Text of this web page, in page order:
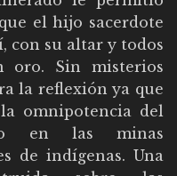
el hijo sacerdote
con su altar y todos
oro. Sin misterios
la reflexión ya que
omnipotencia del
en las minas
de indígenas. Una